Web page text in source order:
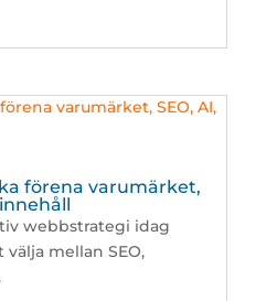
förena varumärket,
webbstrategi idag
mellan SEO,